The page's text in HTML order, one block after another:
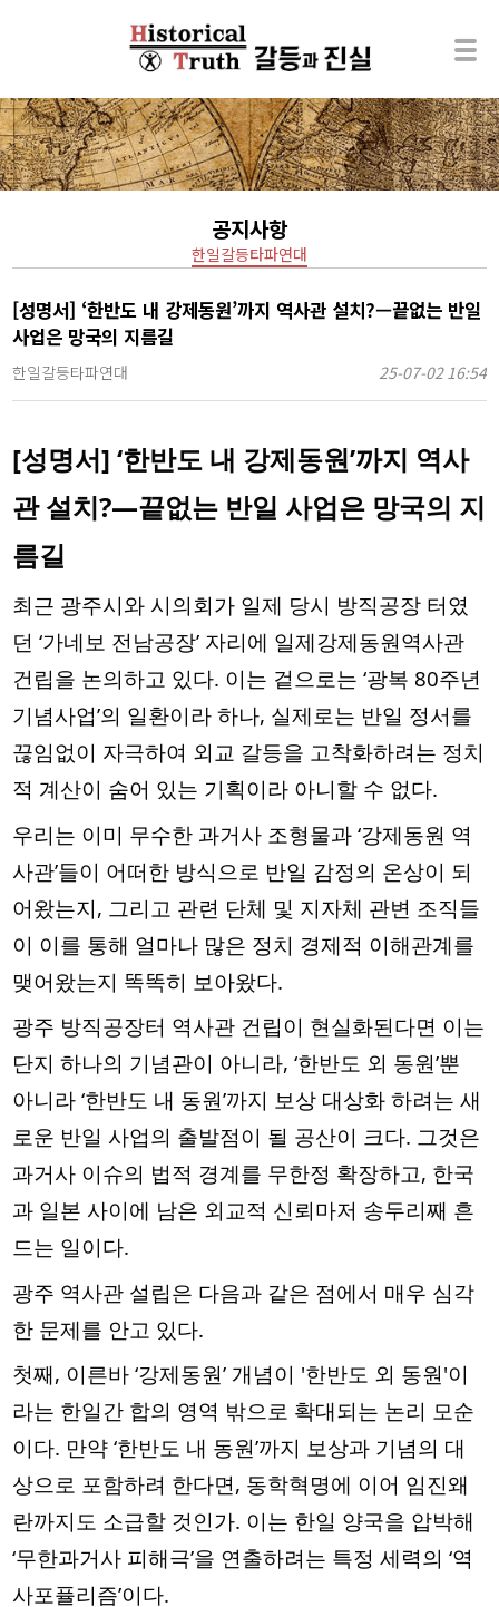
공지사항
한일갈등타파연대
[성명서] ‘한반도 내 강제동원’까지 역사관 설치?—끝없는 반일
사업은 망국의 지름길
한일갈등타파연대 25-07-02 16:54
[성명서] ‘한반도 내 강제동원’까지 역사
관 설치?—끝없는 반일 사업은 망국의 지
름길
최근 광주시와 시의회가 일제 당시 방직공장 터였
던 ‘가네보 전남공장’ 자리에 일제강제동원역사관
건립을 논의하고 있다. 이는 겉으로는 ‘광복 80주년
기념사업’의 일환이라 하나, 실제로는 반일 정서를
끊임없이 자극하여 외교 갈등을 고착화하려는 정치
적 계산이 숨어 있는 기획이라 아니할 수 없다.
우리는 이미 무수한 과거사 조형물과 ‘강제동원 역
사관’들이 어떠한 방식으로 반일 감정의 온상이 되
어왔는지, 그리고 관련 단체 및 지자체 관변 조직들
이 이를 통해 얼마나 많은 정치 경제적 이해관계를
맺어왔는지 똑똑히 보아왔다.
광주 방직공장터 역사관 건립이 현실화된다면 이는
단지 하나의 기념관이 아니라, ‘한반도 외 동원’뿐
아니라 ‘한반도 내 동원’까지 보상 대상화 하려는 새
로운 반일 사업의 출발점이 될 공산이 크다. 그것은
과거사 이슈의 법적 경계를 무한정 확장하고, 한국
과 일본 사이에 남은 외교적 신뢰마저 송두리째 흔
드는 일이다.
광주 역사관 설립은 다음과 같은 점에서 매우 심각
한 문제를 안고 있다.
첫째, 이른바 ‘강제동원’ 개념이 '한반도 외 동원'이
라는 한일간 합의 영역 밖으로 확대되는 논리 모순
이다. 만약 ‘한반도 내 동원’까지 보상과 기념의 대
상으로 포함하려 한다면, 동학혁명에 이어 임진왜
란까지도 소급할 것인가. 이는 한일 양국을 압박해
‘무한과거사 피해극’을 연출하려는 특정 세력의 ‘역
사포퓰리즘’이다.